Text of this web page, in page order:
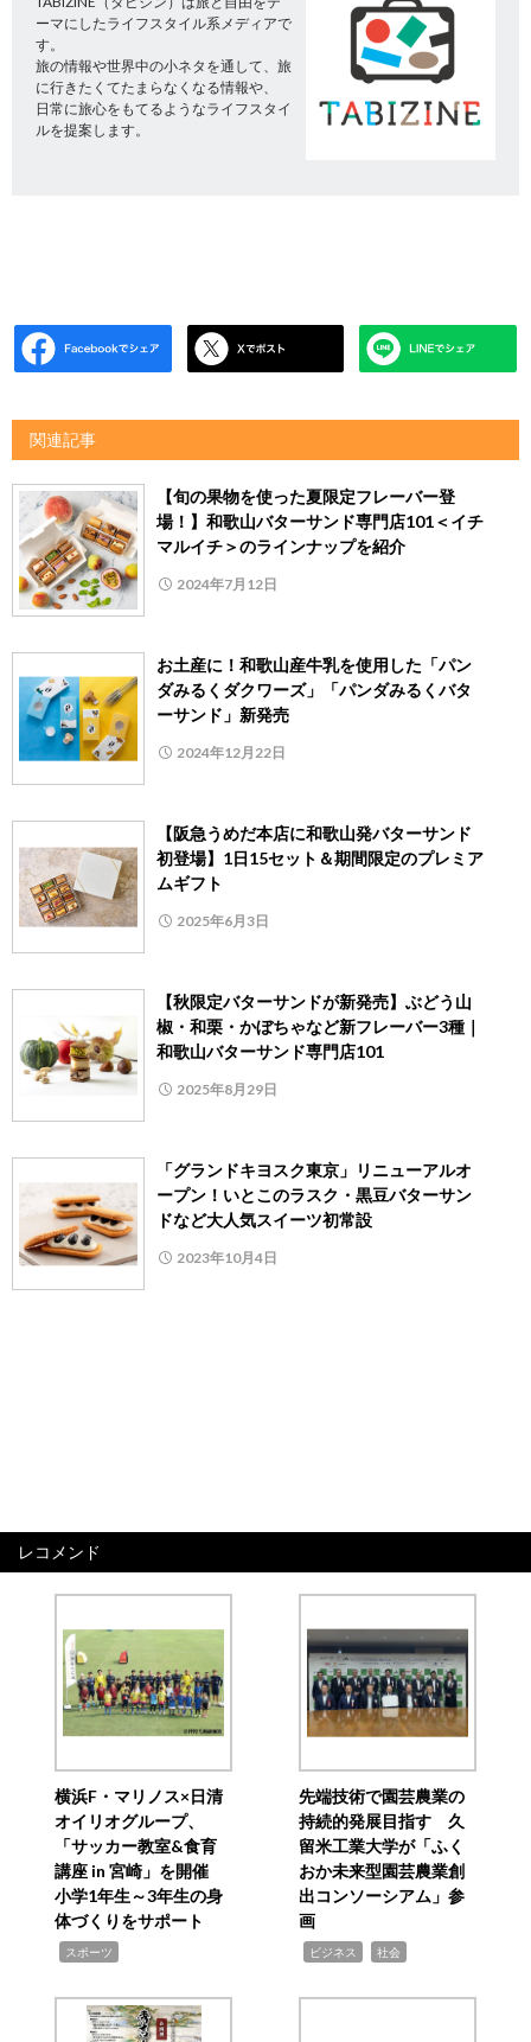
ーマにしたライフスタイル系メディアで
す。
旅の情報や世界中の小ネタを通して、旅
に行きたくてたまらなくなる情報や、
日常に旅心をもてるようなライフスタイ
ルを提案します。
関連記事
【旬の果物を使った夏限定フレーバー登
場！】和歌山バターサンド専門店101＜イチ
マルイチ＞のラインナップを紹介
2024年7月12日
お土産に！和歌山産牛乳を使用した「パン
ダみるくダクワーズ」「パンダみるくバタ
ーサンド」新発売
2024年12月22日
【阪急うめだ本店に和歌山発バターサンド
初登場】1日15セット＆期間限定のプレミア
ムギフト
2025年6月3日
【秋限定バターサンドが新発売】ぶどう山
椒・和栗・かぼちゃなど新フレーバー3種｜
和歌山バターサンド専門店101
2025年8月29日
「グランドキヨスク東京」リニューアルオ
ープン！いとこのラスク・黒豆バターサン
ドなど大人気スイーツ初常設
2023年10月4日
レコメンド
横浜F・マリノス×日清
オイリオグループ、
「サッカー教室&食育
講座 in 宮崎」を開催
小学1年生～3年生の身
体づくりをサポート
スポーツ
先端技術で園芸農業の
持続的発展目指す 久
留米工業大学が「ふく
おか未来型園芸農業創
出コンソーシアム」参
画
ビジネス 社会